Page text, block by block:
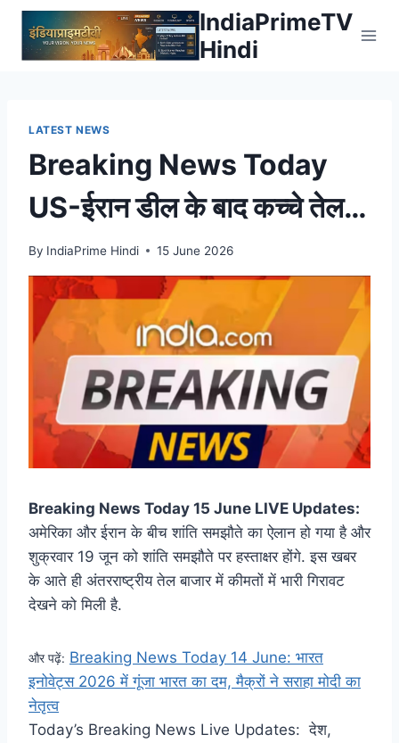
Skip
content
IndiaPrimeTV
Hindi
LATEST NEWS
Breaking News Today
US-ईरान डील के बाद कच्चे तेल
की कीमतों में भारी गिरावट, 84
डॉलर प्रति बैरल
By IndiaPrime Hindi 15 June 2026
Breaking News Today 15 June LIVE Updates:
अमेरिका और ईरान के बीच शांति समझौते का ऐलान हो गया है और
शुक्रवार 19 जून को शांति समझौते पर हस्ताक्षर होंगे. इस खबर
के आते ही अंतरराष्ट्रीय तेल बाजार में कीमतों में भारी गिरावट
देखने को मिली है.
और पढ़ें: Breaking News Today 14 June: भारत
इनोवेट्स 2026 में गूंजा भारत का दम, मैक्रों ने सराहा मोदी का
नेतृत्व
Today’s Breaking News Live Updates:देश,